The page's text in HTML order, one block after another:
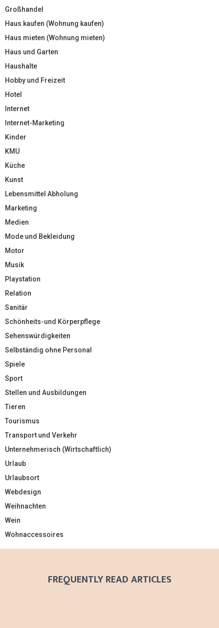
Großhandel
Haus kaufen (Wohnung kaufen)
Haus mieten (Wohnung mieten)
Haus und Garten
Haushalte
Hobby und Freizeit
Hotel
Internet
Internet-Marketing
Kinder
KMU
Küche
Kunst
Lebensmittel Abholung
Marketing
Medien
Mode und Bekleidung
Motor
Musik
Playstation
Relation
Sanitär
Schönheits-und Körperpflege
Sehenswürdigkeiten
Selbständig ohne Personal
Spiele
Sport
Stellen und Ausbildungen
Tieren
Tourismus
Transport und Verkehr
Unternehmerisch (Wirtschaftlich)
Urlaub
Urlaubsort
Webdesign
Weihnachten
Wein
Wohnaccessoires
FREQUENTLY READ ARTICLES